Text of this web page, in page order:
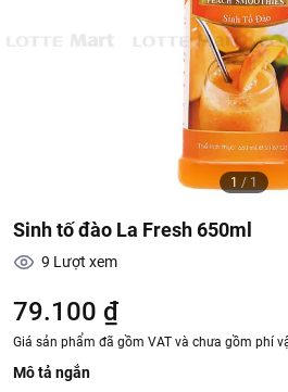
1 / 1
Sinh tố đào La Fresh 650ml
9 Lượt xem
79.100 ₫
Giá sản phẩm đã gồm VAT và chưa gồm phí
Mô tả ngắn